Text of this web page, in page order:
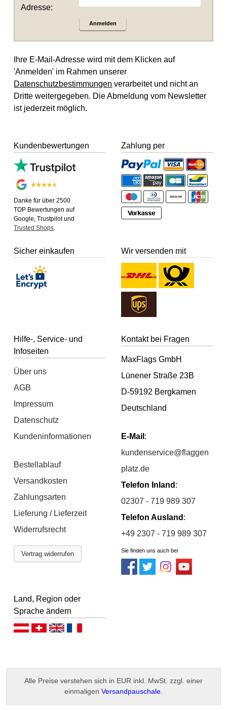
Adresse:
Anmelden
Ihre E-Mail-Adresse wird mit dem Klicken auf
'Anmelden' im Rahmen unserer
Datenschutzbestimmungen verarbeitet und nicht an
Dritte weitergegeben. Die Abmeldung vom Newsletter
ist jederzeit möglich.
Kundenbewertungen
Danke für über 2500
TOP Bewertungen auf
Google, Trustpilot und
Trusted Shops
Zahlung per
Sicher einkaufen Wir versenden mit
Hilfe-, Service- und
Infoseiten
Über uns
AGB
Impressum
Datenschutz
Kundeninformationen
Bestellablauf
Versandkosten
Zahlungsarten
Lieferung / Lieferzeit
Widerrufsrecht
Vertrag widerrufen
Kontakt bei Fragen
MaxFlags GmbH
Lünener Straße 23B
D-59192 Bergkamen
Deutschland
E-Mail :
kundenservice@flaggen
platz.de
Telefon Inland :
02307 - 719 989 307
Telefon Ausland :
+49 2307 - 719 989 307
Sie finden uns auch bei
Land, Region oder
Sprache ändern
Deutsch (AT)Deutsch (CH)
Alle Preise verstehen sich in EUR inkl. MwSt. zzgl. einer
einmaligen Versandpauschale